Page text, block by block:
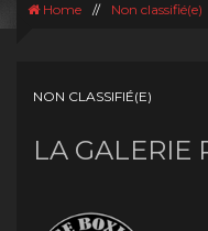
Home // Non classifié(e)
NON CLASSIFIÉ(E)
LA